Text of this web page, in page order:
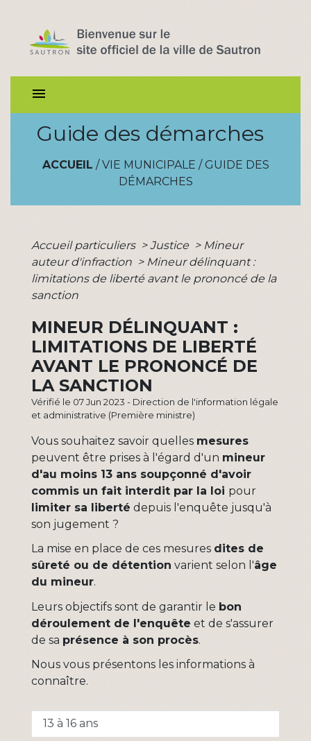
menu
Guide des démarches
ACCUEIL / VIE MUNICIPALE / GUIDE DES
DÉMARCHES
Accueil particuliers > Justice > Mineur
auteur d'infraction > Mineur délinquant :
limitations de liberté avant le prononcé de la
sanction
MINEUR DÉLINQUANT :
LIMITATIONS DE LIBERTÉ
AVANT LE PRONONCÉ DE
LA SANCTION
Vérifié le 07 Jun 2023 - Direction de l'information légale
et administrative (Première ministre)
Vous souhaitez savoir quelles mesures
peuvent être prises à l'égard d'un mineur
d'au moins 13 ans soupçonné d'avoir
commis un fait interdit par la loi pour
limiter sa liberté depuis l'enquête jusqu'à
son jugement ?
La mise en place de ces mesures dites de
sûreté ou de détention varient selon l'âge
du mineur.
Leurs objectifs sont de garantir le bon
déroulement de l'enquête et de s'assurer
de sa présence à son procès.
Nous vous présentons les informations à
connaître.
13 à 16 ans